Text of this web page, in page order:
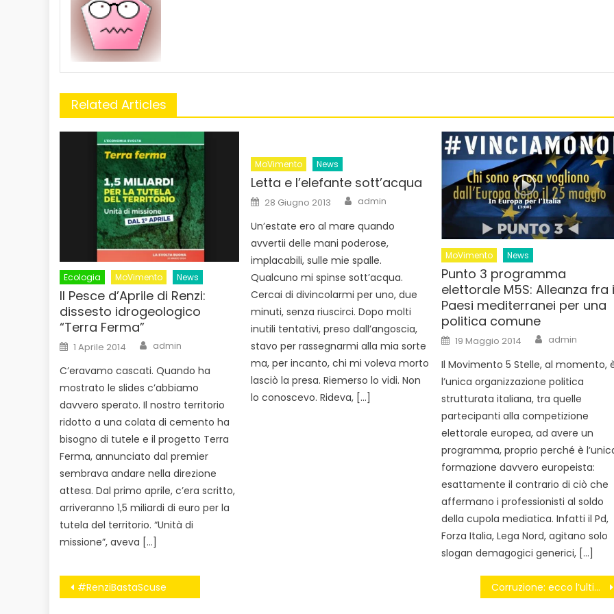
Related Articles
Ecologia MoVimento News
Il Pesce d’Aprile di Renzi:
dissesto idrogeologico
“Terra Ferma”
Posted
on
1 Aprile 2014 Author
admin
C’eravamo cascati. Quando ha
mostrato le slides c’abbiamo
davvero sperato. Il nostro territorio
ridotto a una colata di cemento ha
bisogno di tutele e il progetto Terra
Ferma, annunciato dal premier
sembrava andare nella direzione
attesa. Dal primo aprile, c’era scritto,
arriveranno 1,5 miliardi di euro per la
tutela del territorio. “Unità di
missione”, aveva […]
MoVimento News
Letta e l’elefante sott’acqua
Posted
on
28 Giugno 2013 Author
admin
Un’estate ero al mare quando
avvertii delle mani poderose,
implacabili, sulle mie spalle.
Qualcuno mi spinse sott’acqua.
Cercai di divincolarmi per uno, due
minuti, senza riuscirci. Dopo molti
inutili tentativi, preso dall’angoscia,
stavo per rassegnarmi alla mia sorte
ma, per incanto, chi mi voleva morto
lasciò la presa. Riemerso lo vidi. Non
lo conoscevo. Rideva, […]
MoVimento News
Punto 3 programma
elettorale M5S: Alleanza fra
Paesi mediterranei per una
politica comune
Posted
on
19 Maggio 2014 Author
admin
Il Movimento 5 Stelle, al momento,
l’unica organizzazione politica
strutturata italiana, tra quelle
partecipanti alla competizione
elettorale europea, ad avere un
programma, proprio perché è
formazione davvero europeista:
esattamente il contrario di ciò che
affermano i professionisti al soldo
della cupola mediatica. Infatti il Pd,
Forza Italia, Lega Nord, agitano solo
slogan demagogici generici, […]
Navigazione
#RenziBastaScuse Corruzione: ecco l’ultima proposta shock di Verdini e Alfano.